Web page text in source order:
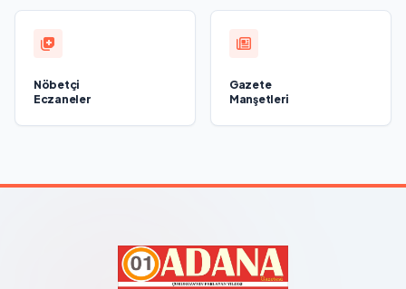
Nöbetçi
Eczaneler
Gazete
Manşetleri